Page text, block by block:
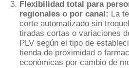
Flexibilidad total para
regionales o por canal: La
corte automatizado sin
tiradas cortas o variaciones
PLV según el tipo de
tienda de proximidad o
económicas por cambio de